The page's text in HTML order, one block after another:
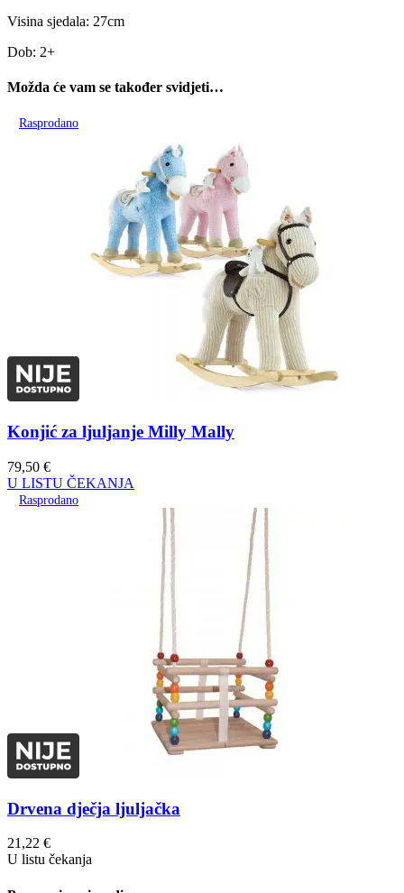
Visina sjedala: 27cm
Dob: 2+
Možda će vam se također svidjeti…
Rasprodano
Konjić za ljuljanje Milly Mally
79,50 €
U LISTU ČEKANJA
Rasprodano
Drvena dječja ljuljačka
21,22 €
U listu čekanja